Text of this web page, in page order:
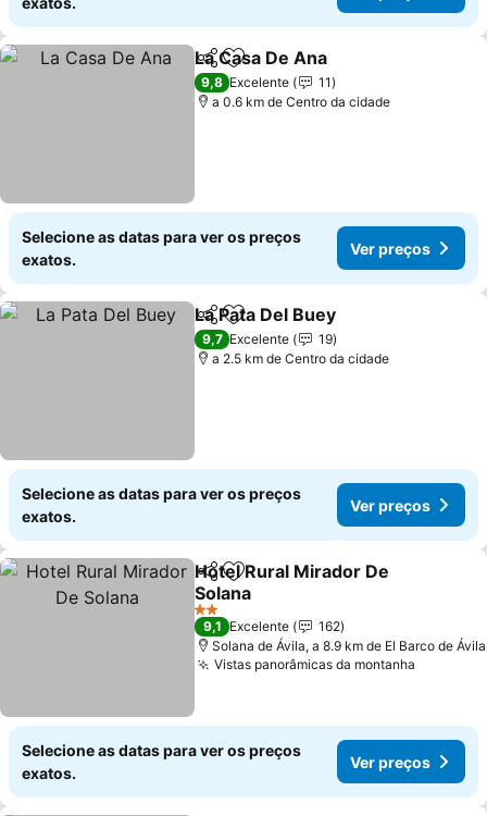
PartilharAdicionar aos favoritos
La Casa De Ana
9,8 Excelente
11
a 0.6 km de Centro da cidade
Selecione as datas para ver os preços
exatos.
Ver preços
PartilharAdicionar aos favoritos
La Pata Del Buey
9,7 Excelente
19
a 2.5 km de Centro da cidade
Selecione as datas para ver os preços
exatos.
Ver preços
PartilharAdicionar aos favoritos
Hotel Rural Mirador De
Solana
Ver preços
2 Estrelas
9,1 Excelente
162
Solana de Ávila, a 8.9 km de El Barco de Ávila
Vistas panorâmicas da montanha
Selecione as datas para ver os preços
exatos.
Ver preços